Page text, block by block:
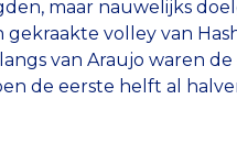
maar nauwelijks
gekraakte volley van
van Araujo waren de
de eerste helft al